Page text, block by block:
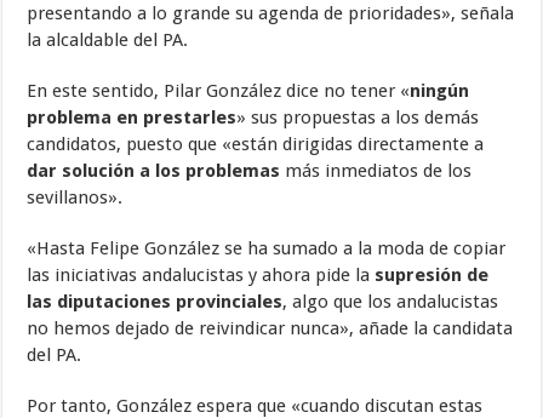
presentando a lo grande su agenda de prioridades», señala
la alcaldable del PA.
En este sentido, Pilar González dice no tener «ningún
problema en prestarles» sus propuestas a los demás
candidatos, puesto que «están dirigidas directamente a
dar solución a los problemas más inmediatos de los
sevillanos».
«Hasta Felipe González se ha sumado a la moda de copiar
las iniciativas andalucistas y ahora pide la supresión de
las diputaciones provinciales, algo que los andalucistas
no hemos dejado de reivindicar nunca», añade la candidata
del PA.
Por tanto, González espera que «cuando discutan estas